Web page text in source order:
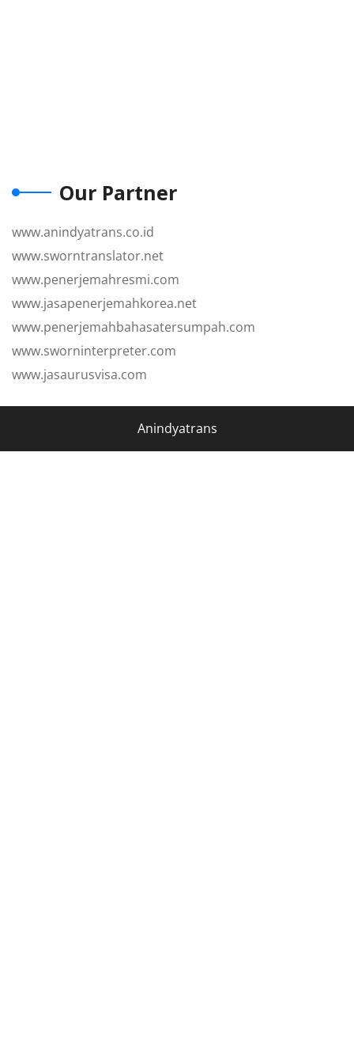
Our Partner
www.anindyatrans.co.id
www.sworntranslator.net
www.penerjemahresmi.com
www.jasapenerjemahkorea.net
www.penerjemahbahasatersumpah.com
www.sworninterpreter.com
www.jasaurusvisa.com
Anindyatrans